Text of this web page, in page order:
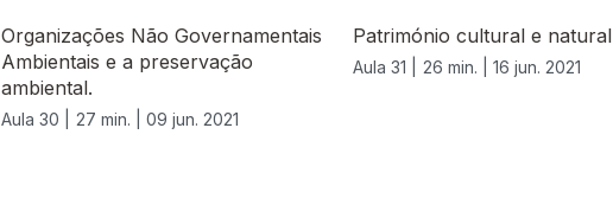
Organizações Não Governamentais
Ambientais e a preservação
ambiental.
Aula 30 | 27 min. | 09 jun. 2021
Património cultural e natural
Aula 31 | 26 min. | 16 jun. 2021